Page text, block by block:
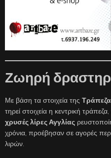
Ζωηρή
Με βάση τα στοιχεία της
τηρεί στοιχεία η κεντρική τράπεζα,
χρυσές λίρες Αγγλίας
χρόνια, προέβησαν σε αγορές
λιρών.